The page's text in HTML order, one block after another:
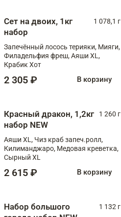
Сет на двоих, 1кг
набор
1 078,1 г
Запечённый лосось терияки, Мияги,
Филадельфия фреш, Аяши XL,
Крабик Хот
2 305 ₽ В корзину
Красный дракон, 1,2кг
набор NEW
1 260 г
Аяши XL, Чиз краб запеч.ролл,
Килиманджаро, Медовая креветка,
Сырный XL
2 615 ₽ В корзину
Набор большого
1 132 г